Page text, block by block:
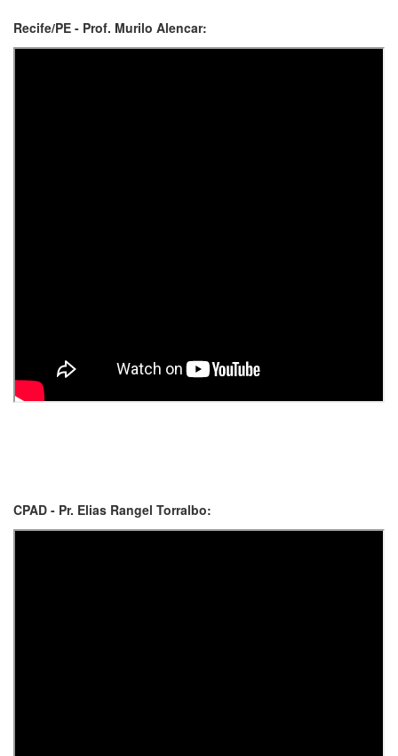
Recife/PE - Prof. Murilo Alencar:
CPAD - Pr. Elias Rangel Torralbo: